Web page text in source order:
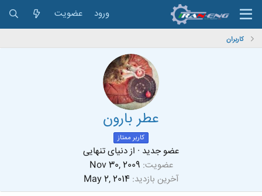
ورود عضویت
کاربران
عطر بارون
کاربر ممتاز
عضو جدید · ازدنیای تنهایی
عضویت Nov 30, 2009
آخرین بازدید May 2, 2014